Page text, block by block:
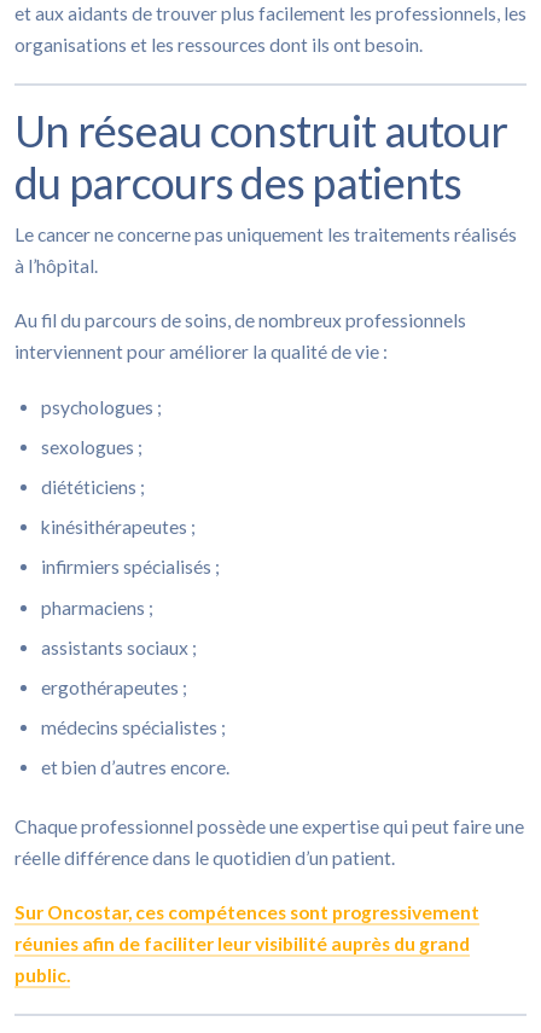
et aux aidants de trouver plus facilement les professionnels, les
organisations et les ressources dont ils ont besoin.
Un réseau construit autour
du parcours des patients
Le cancer ne concerne pas uniquement les traitements réalisés
à l’hôpital.
Au fil du parcours de soins, de nombreux professionnels
interviennent pour améliorer la qualité de vie :
psychologues ;
sexologues ;
diététiciens ;
kinésithérapeutes ;
infirmiers spécialisés ;
pharmaciens ;
assistants sociaux ;
ergothérapeutes ;
médecins spécialistes ;
et bien d’autres encore.
Chaque professionnel possède une expertise qui peut faire une
réelle différence dans le quotidien d’un patient.
Sur Oncostar, ces compétences sont progressivement
réunies afin de faciliter leur visibilité auprès du grand
public.